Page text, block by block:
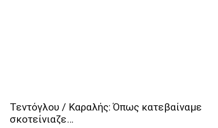
Τεντόγλου / Καραλής: Όπως κατεβαίναμε
σκοτείνιαζε…